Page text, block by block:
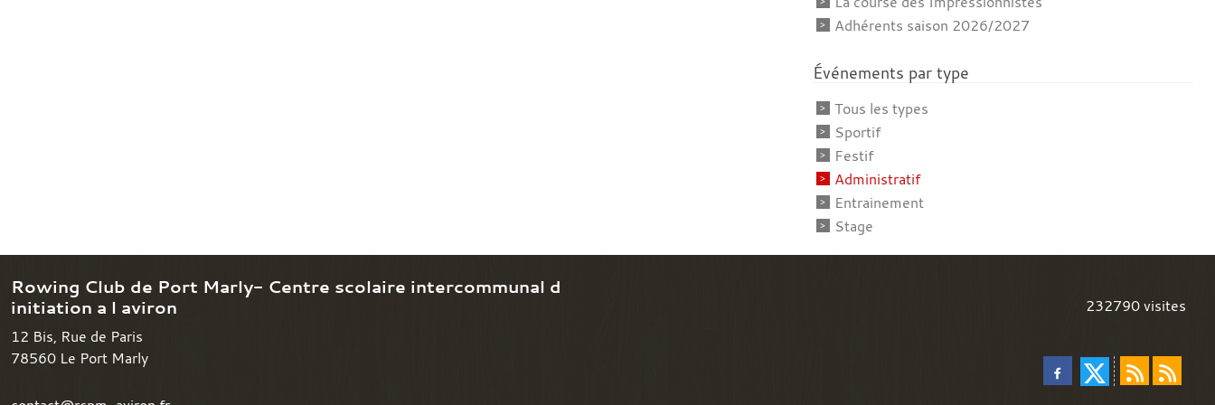
Adhérents saison 2026/2027
Événements par type
Tous les types
Sportif
Festif
Administratif
Entrainement
Stage
Rowing Club de Port Marly- Centre scolaire intercommunal d
initiation a l aviron
12 Bis, Rue de Paris
78560 Le Port Marly
232790visites